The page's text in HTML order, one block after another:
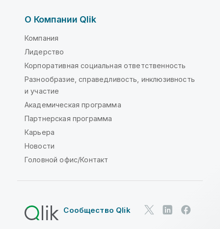
О Компании Qlik
Компания
Лидерство
Корпоративная социальная ответственность
Разнообразие, справедливость, инклюзивность
и участие
Академическая программа
Партнерская программа
Карьера
Новости
Головной офис/Контакт
Сообщество Qlik